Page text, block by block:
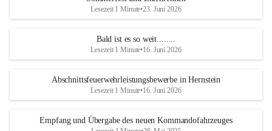
Lesezeit 1 Minute•23. Juni 2026
Bald ist es so weit........
Lesezeit 1 Minute•16. Juni 2026
Abschnittsfeuerwehrleistungsbewerbe in Hernstein
Lesezeit 1 Minute•16. Juni 2026
Empfang und Übergabe des neuen Kommandofahrzeuges